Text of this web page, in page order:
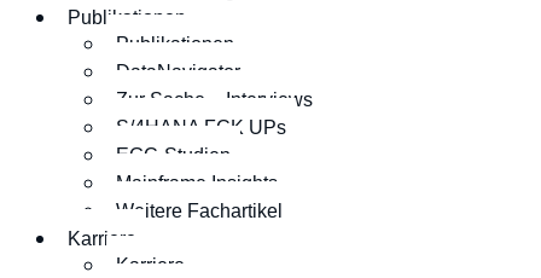
Publikationen
Publikationen
DataNavigator
Zur Sache – Interviews
S/4HANA FCK UPs
EGC-Studien
Mainframe Insights
Weitere Fachartikel
Karriere
Karriere